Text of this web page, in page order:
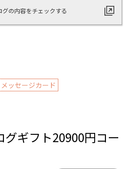
グの内容をチェックする
メッセージカード
グギフト20900円コー